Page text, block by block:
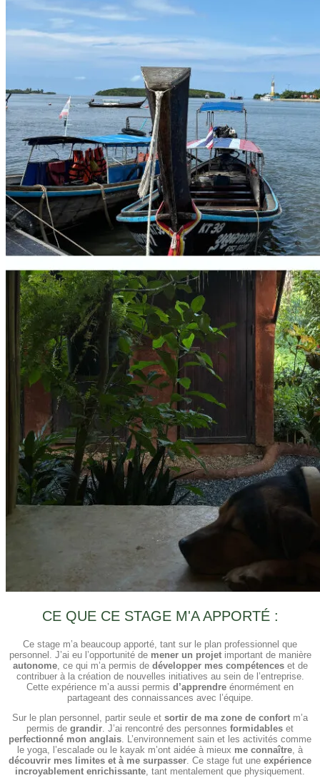
CE QUE CE STAGE M'A APPORTÉ :
Ce stage m’a beaucoup apporté, tant sur le plan professionnel que
personnel. J’ai eu l’opportunité de mener un projetimportant de manière
autonome, ce qui m’a permis de développer mes compétenceset de
contribuer à la création de nouvelles initiatives au sein de l’entreprise.
Cette expérience m’a aussi permis d’apprendre énormément en
partageant des connaissances avec l’équipe.
Sur le plan personnel, partir seule et sortir de ma zone de confort m’a
permis de grandir. J’ai rencontré des personnes formidables et
perfectionné mon anglais. L’environnement sain et les activités comme
le yoga, l’escalade ou le kayak m’ont aidée à mieux me connaître, à
découvrir mes limites et à me surpasser. Ce stage fut une expérience
incroyablement enrichissante, tant mentalement que physiquement.